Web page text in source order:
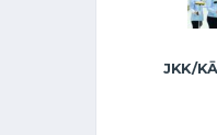
JKK/